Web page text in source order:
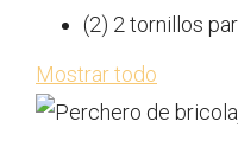
(2) 2 tornillos
Mostrar todo